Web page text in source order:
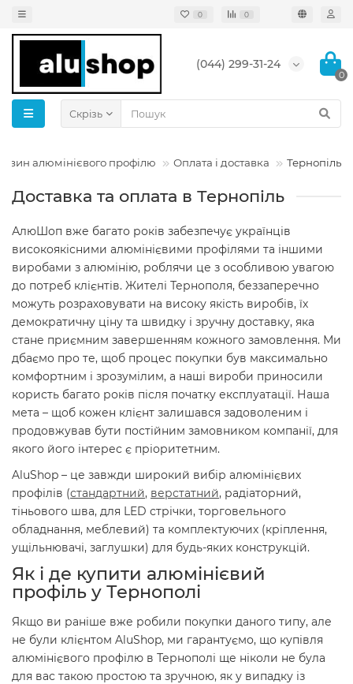
0 0
(044) 299-31-24
0
Скрізь
алюмінієвого профілю Оплата і доставка Тернопiль
Доставка та оплата в Тернопiль
АлюШоп вже багато років забезпечує українців
високоякісними алюмінієвими профілями та іншими
виробами з алюмінію, роблячи це з особливою увагою
до потреб клієнтів. Жителі Тернополя, беззаперечно
можуть розраховувати на високу якість виробів, їх
демократичну ціну та швидку і зручну доставку, яка
стане приємним завершенням кожного замовлення. Ми
дбаємо про те, щоб процес покупки був максимально
комфортним і зрозумілим, а наші вироби приносили
користь багато років після початку експлуатації. Наша
мета – щоб кожен клієнт залишався задоволеним і
продовжував бути постійним замовником компанії, для
якого його інтерес є пріоритетним.
AluShop – це завжди широкий вибір алюмінієвих
профілів (стандартний, верстатний, радіаторний,
тіньового шва, для LED стрічки, торговельного
обладнання, меблевий) та комплектуючих (кріплення,
ущільнювачі, заглушки) для будь-яких конструкцій.
Як і де купити алюмінієвий
профіль у Тернополі
Якщо ви раніше вже робили покупки даного типу, але
не були клієнтом AluShop, ми гарантуємо, що купівля
алюмінієвого профілю в Тернополі ще ніколи не була
для вас такою простою та зручною, як у випадку із